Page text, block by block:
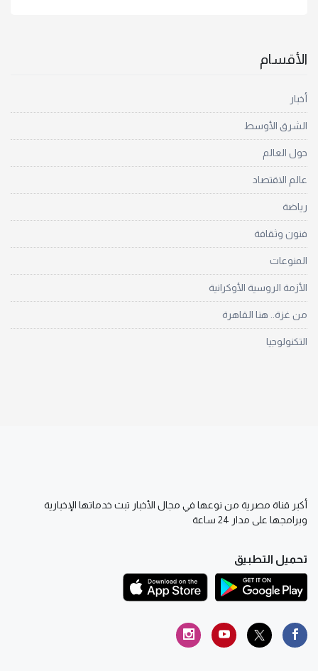
الأقسام
أخبار
الشرق الأوسط
حول العالم
عالم الاقتصاد
رياضة
فنون وثقافة
المنوعات
الأزمة الروسية الأوكرانية
من غزة.. هنا القاهرة
التكنولوجيا
أكبر قناة مصرية من نوعها في مجال الأخبار تبث خدماتها الإخبارية
وبرامجها على مدار 24 ساعة
تحميل التطبيق